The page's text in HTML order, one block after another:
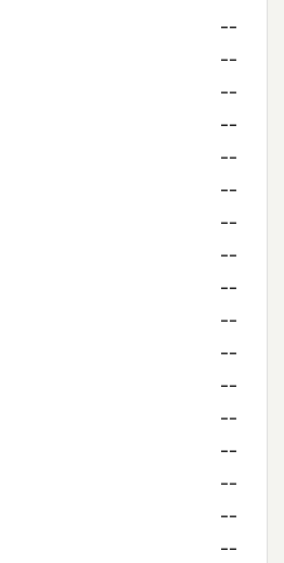
--
--
--
--
--
--
--
--
--
--
--
--
--
--
--
--
--